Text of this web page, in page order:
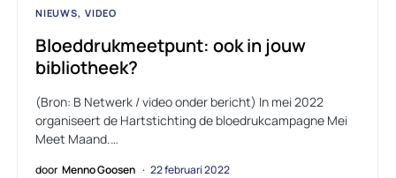
NIEUWS VIDEO
Bloeddrukmeetpunt: ook in jouw
bibliotheek?
(Bron: B Netwerk / video onder bericht) In mei 2022
organiseert de Hartstichting de bloedrukcampagne Mei
Meet Maand.…
door Menno Goosen 22 februari 2022